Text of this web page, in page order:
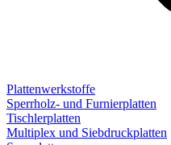
Plattenwerkstoffe
Sperrholz- und Furnierplatten
Tischlerplatten
Multiplex und Siebdruckplatten